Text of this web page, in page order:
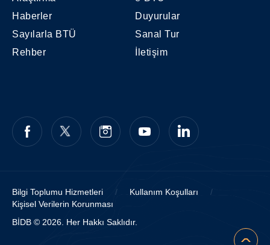
Haberler
Duyurular
Sayılarla BTÜ
Sanal Tur
Rehber
İletişim
Bilgi Toplumu Hizmetleri / Kullanım Koşulları
/
Kişisel Verilerin Korunması
BİDB © 2026. Her Hakkı Saklıdır.